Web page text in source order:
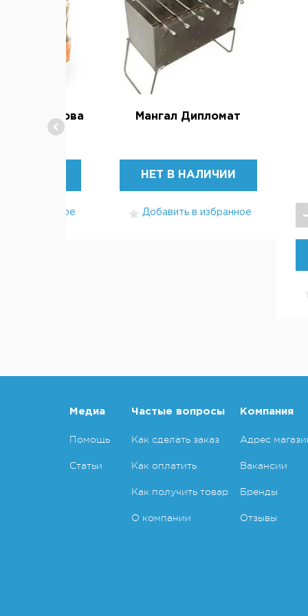
дрова
(10 кг)
в избранное
Мангал Дипломат
НЕТ В НАЛИЧИИ
Добавить в избранное
Медиа
Помощь
Статьи
Частые вопросы
Как сделать заказ
Как оплатить
Как получить товар
О компании
Компания
Адрес
Вакансии
Бренды
Отзывы